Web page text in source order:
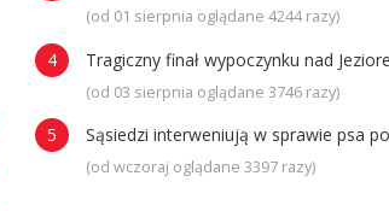
(od 01 sierpnia oglądane 4244 razy)
Tragiczny finał wypoczynku nad
(od 03 sierpnia oglądane 3746 razy)
Sąsiedzi interweniują w sprawie psa
(od wczoraj oglądane 3397 razy)